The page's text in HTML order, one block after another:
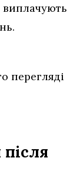
виплачують
перегляді